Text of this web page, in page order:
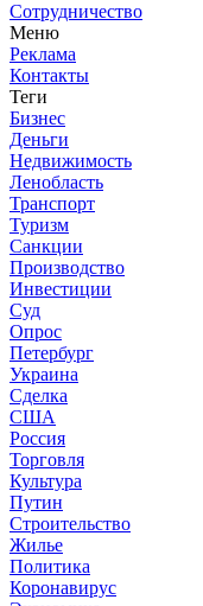
Сотрудничество
Меню
Реклама
Контакты
Теги
Бизнес
Деньги
Недвижимость
Ленобласть
Транспорт
Туризм
Санкции
Производство
Инвестиции
Суд
Опрос
Петербург
Украина
Сделка
США
Россия
Торговля
Культура
Путин
Строительство
Жилье
Политика
Коронавирус